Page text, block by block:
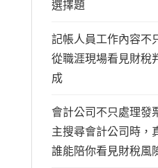
選擇題
記帳人員工作內容不
從職涯現場看見財稅
成
會計公司不只處理發
主搜尋會計公司時，
誰能陪你看見財稅風